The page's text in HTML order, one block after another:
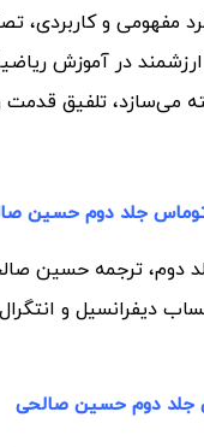
مفهومی و
در آموزش
می‌سازد، تلفیق
توماس جلد دوم حسین
دوم، ترجمه حسین
و انتگرال
جلد دوم حسین صالحی